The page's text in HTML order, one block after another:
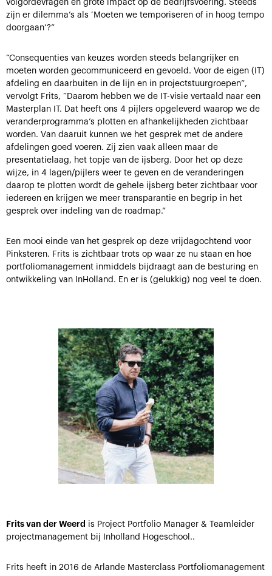
volgordevragen en grote impact op de bedrijfsvoering. Steeds
zijn er dilemma’s als ‘Moeten we temporiseren of in hoog tempo
doorgaan’?”
“Consequenties van keuzes worden steeds belangrijker en
moeten worden gecommuniceerd en gevoeld. Voor de eigen (IT)
afdeling en daarbuiten in de lijn en in projectstuurgroepen”,
vervolgt Frits, “Daarom hebben we de IT-visie vertaald naar een
Masterplan IT. Dat heeft ons 4 pijlers opgeleverd waarop we de
veranderprogramma’s plotten en afhankelijkheden zichtbaar
worden. Van daaruit kunnen we het gesprek met de andere
afdelingen goed voeren. Zij zien vaak alleen maar de
presentatielaag, het topje van de ijsberg. Door het op deze
wijze, in 4 lagen/pijlers weer te geven en de veranderingen
daarop te plotten wordt de gehele ijsberg beter zichtbaar voor
iedereen en krijgen we meer transparantie en begrip in het
gesprek over indeling van de roadmap.”
Een mooi einde van het gesprek op deze vrijdagochtend voor
Pinksteren. Frits is zichtbaar trots op waar ze nu staan en hoe
portfoliomanagement inmiddels bijdraagt aan de besturing en
ontwikkeling van InHolland. En er is (gelukkig) nog veel te doen.
Frits van der Weerd is Project Portfolio Manager & Teamleider
projectmanagement bij Inholland Hogeschool..
Frits heeft in 2016 de Arlande Masterclass Portfoliomanagement